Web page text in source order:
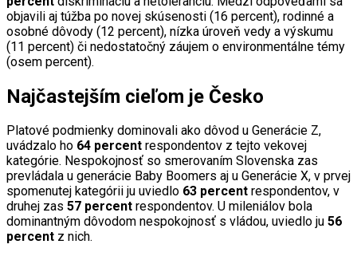
objavili aj túžba po novej skúsenosti (16 percent), rodinné a
osobné dôvody (12 percent), nízka úroveň vedy a výskumu
(11 percent) či nedostatočný záujem o environmentálne témy
(osem percent).
Najčastejším cieľom je Česko
Platové podmienky dominovali ako dôvod u Generácie Z,
uvádzalo ho 64 percent respondentov z tejto vekovej
kategórie. Nespokojnosť so smerovaním Slovenska zas
prevládala u generácie Baby Boomers aj u Generácie X, v prvej
spomenutej kategórii ju uviedlo 63 percent respondentov, v
druhej zas 57 percent respondentov. U mileniálov bola
dominantným dôvodom nespokojnosť s vládou, uviedlo ju 56
percent z nich.